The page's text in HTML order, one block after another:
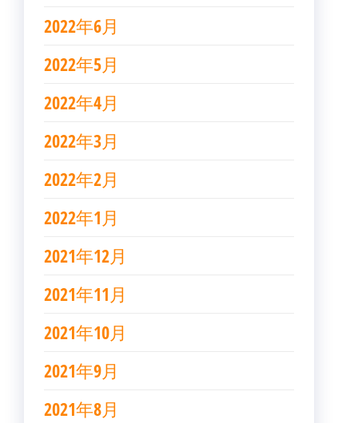
2022年6月
2022年5月
2022年4月
2022年3月
2022年2月
2022年1月
2021年12月
2021年11月
2021年10月
2021年9月
2021年8月